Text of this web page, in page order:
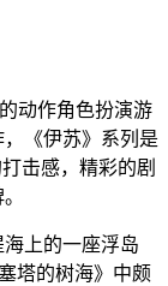
动作角色扮演游
《伊苏》系列是
击感，精彩的剧
上的一座浮岛
塔的树海》中颇